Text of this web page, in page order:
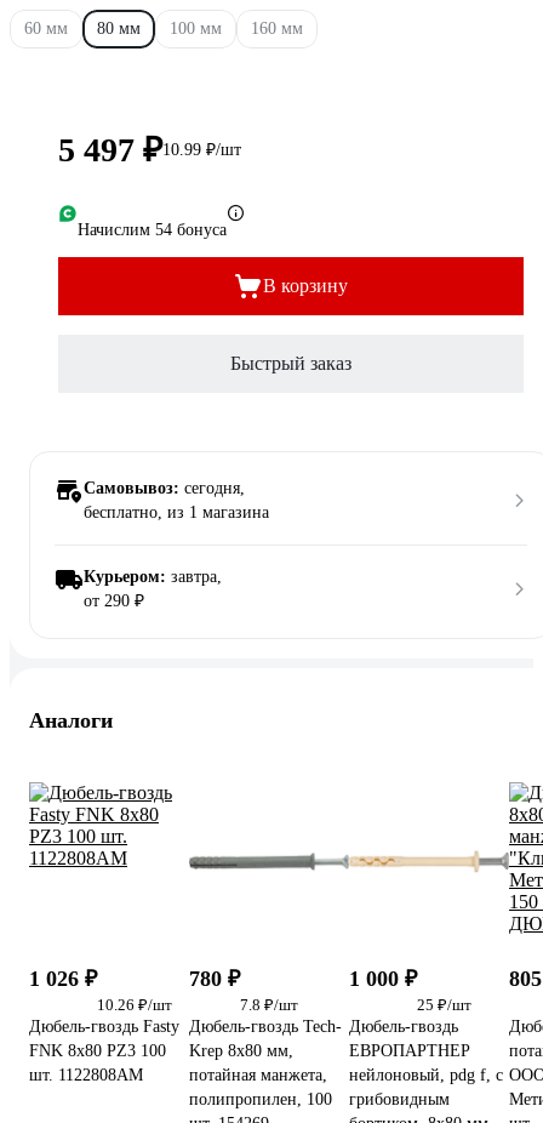
60 мм 80 мм 100 мм 160 мм
5 497 ₽10.99 ₽/шт
Начислим 54 бонуса
В корзину
Быстрый заказ
Самовывоз: сегодня,
бесплатно, из 1 магазина
Курьером: завтра,
от 290 ₽
Аналоги
1 026 ₽
10.26 ₽/шт
Дюбель-гвоздь Fasty
FNK 8x80 PZ3 100
шт. 1122808AM
780 ₽
7.8 ₽/шт
Дюбель-гвоздь Tech-
Krep 8x80 мм,
потайная манжета,
полипропилен, 100
1 000 ₽
25 ₽/шт
Дюбель-гвоздь
ЕВРОПАРТНЕР
нейлоновый, pdg f, с
грибовидным
ООО